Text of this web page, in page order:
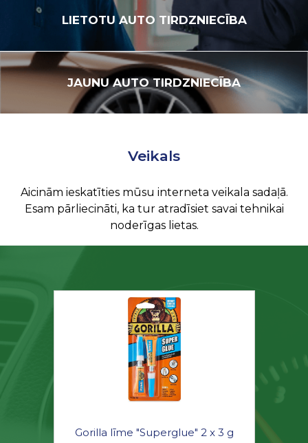
LIETOTUAUTO TIRDZNIECĪBA
JAUNUAUTO TIRDZNIECĪBA
Veikals
Aicinām ieskatīties mūsu interneta veikala sadaļā.
Esam pārliecināti, ka tur atradīsiet savai tehnikai
noderīgas lietas.
Gorilla līme "Superglue" 2 x 3 g